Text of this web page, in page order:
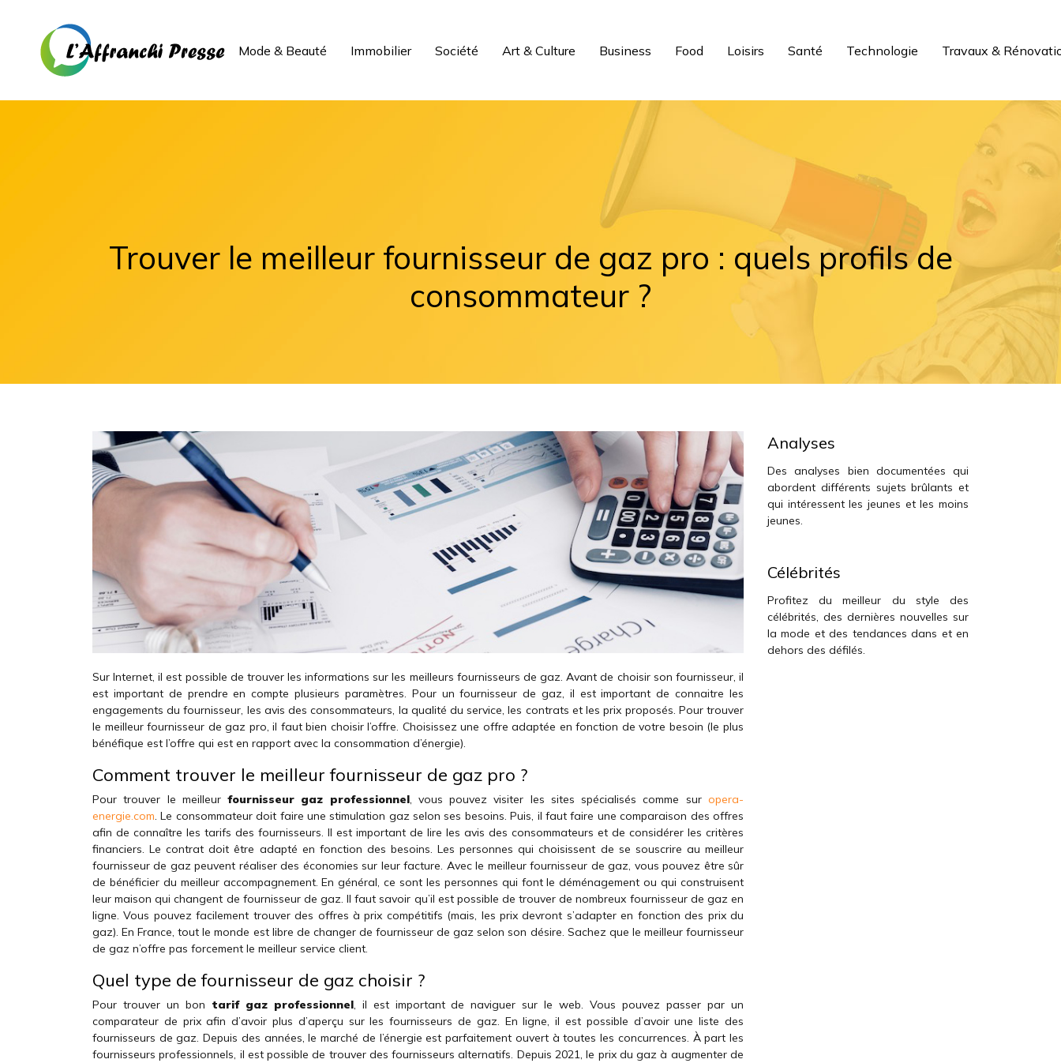
Mode & Beauté Immobilier Société Art & Culture Business Food Loisirs Santé Technologie Travaux &
Trouver le meilleur fournisseur de gaz pro : quels profils de
consommateur ?
Sur Internet, il est possible de trouver les informations sur les meilleurs fournisseurs de gaz. Avant de choisir son fournisseur, il
est important de prendre en compte plusieurs paramètres. Pour un fournisseur de gaz, il est important de connaitre les
engagements du fournisseur, les avis des consommateurs, la qualité du service, les contrats et les prix proposés. Pour trouver
le meilleur fournisseur de gaz pro, il faut bien choisir l’offre. Choisissez une offre adaptée en fonction de votre besoin (le plus
bénéfique est l’offre qui est en rapport avec la consommation d’énergie).
Comment trouver le meilleur fournisseur de gaz pro ?
Pour trouver le meilleurfournisseur gaz professionnel, vous pouvez visiter les sites spécialisés comme suropera-
energie.com. Le consommateur doit faire une stimulation gaz selon ses besoins. Puis, il faut faire une comparaison des offres
afin de connaître les tarifs des fournisseurs. Il est important de lire les avis des consommateurs et de considérer les critères
financiers. Le contrat doit être adapté en fonction des besoins. Les personnes qui choisissent de se souscrire au meilleur
fournisseur de gaz peuvent réaliser des économies sur leur facture. Avec le meilleur fournisseur de gaz, vous pouvez être sûr
de bénéficier du meilleur accompagnement. En général, ce sont les personnes qui font le déménagement ou qui construisent
leur maison qui changent de fournisseur de gaz. Il faut savoir qu’il est possible de trouver de nombreux fournisseur de gaz en
ligne. Vous pouvez facilement trouver des offres à prix compétitifs (mais, les prix devront s’adapter en fonction des prix du
gaz). En France, tout le monde est libre de changer de fournisseur de gaz selon son désire. Sachez que le meilleur fournisseur
de gaz n’offre pas forcement le meilleur service client.
Quel type de fournisseur de gaz choisir ?
Pour trouver un bon tarif gaz professionnel, il est important de naviguer sur le web. Vous pouvez passer par un
comparateur de prix afin d’avoir plus d’aperçu sur les fournisseurs de gaz. En ligne, il est possible d’avoir une liste des
fournisseurs de gaz. Depuis des années, le marché de l’énergie est parfaitement ouvert à toutes les concurrences. À part les
fournisseurs professionnels, il est possible de trouver des fournisseurs alternatifs. Depuis 2021, le prix du gaz à augmenter de
Analyses
Des analyses bien documentées qui
abordent différents sujets brûlants et
qui intéressent les jeunes et les moins
jeunes.
Célébrités
Profitez du meilleur du style des
célébrités, des dernières nouvelles sur
la mode et des tendances dans et en
dehors des défilés.